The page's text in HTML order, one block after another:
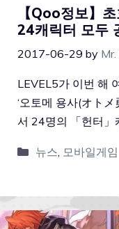
【Qoo정보】
24캐릭터 모두
2017-06-29 by
LEVEL5가 이번 해
‘오토메 용사(オト
서 24명의 「헌터」
뉴스, 모바일게임